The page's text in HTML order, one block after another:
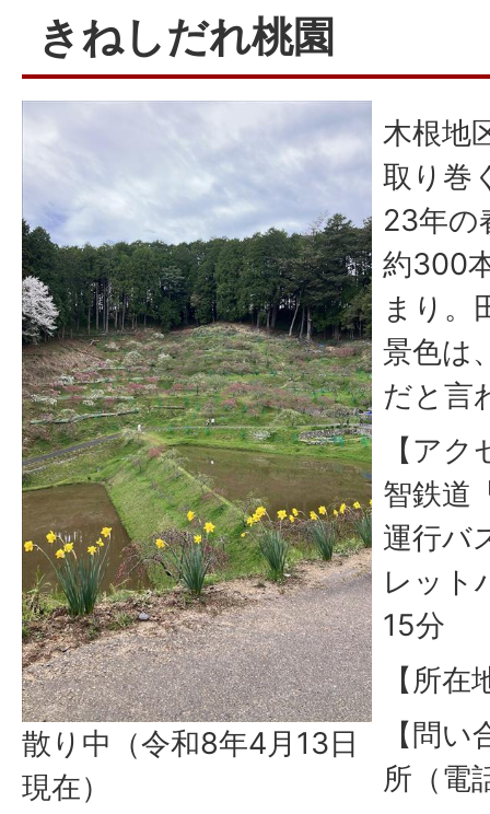
きねしだれ桃園
散り中（令和8年4月13日
現在）
木根地
取り巻
23年の
約300
まり。
景色は
だと言
【ア
智鉄道
運行バ
レット
15分
【所
【問
所（電